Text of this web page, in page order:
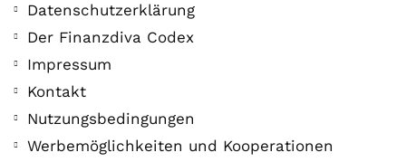
Datenschutzerklärung
Der Finanzdiva Codex
Impressum
Kontakt
Nutzungsbedingungen
Werbemöglichkeiten und Kooperationen